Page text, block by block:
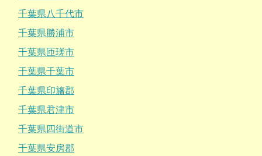
千葉県八千代市
千葉県勝浦市
千葉県匝瑳市
千葉県千葉市
千葉県印旛郡
千葉県君津市
千葉県四街道市
千葉県安房郡